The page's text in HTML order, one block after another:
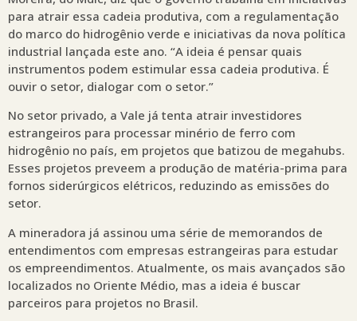
para atrair essa cadeia produtiva, com a regulamentação
do marco do hidrogênio verde e iniciativas da nova política
industrial lançada este ano. “A ideia é pensar quais
instrumentos podem estimular essa cadeia produtiva. É
ouvir o setor, dialogar com o setor.”
No setor privado, a Vale já tenta atrair investidores
estrangeiros para processar minério de ferro com
hidrogênio no país, em projetos que batizou de megahubs.
Esses projetos preveem a produção de matéria-prima para
fornos siderúrgicos elétricos, reduzindo as emissões do
setor.
A mineradora já assinou uma série de memorandos de
entendimentos com empresas estrangeiras para estudar
os empreendimentos. Atualmente, os mais avançados são
localizados no Oriente Médio, mas a ideia é buscar
parceiros para projetos no Brasil.